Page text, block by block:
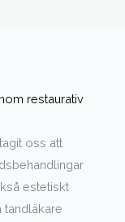
restaurativ
oss att
estetiskt
tandläkare